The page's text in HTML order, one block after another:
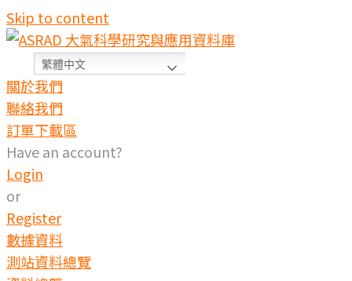
Skip to content
繁體中文
關於我們
聯絡我們
訂單下載區
Have an account?
Login
or
Register
數據資料
測站資料總覽